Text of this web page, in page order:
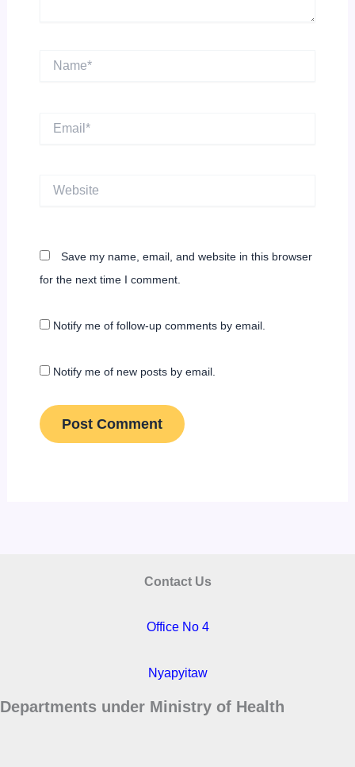
Website
Save my name, email, and website in this browser
for the next time I comment.
Notify me of follow-up comments by email.
Notify me of new posts by email.
Contact Us
Office No 4
Nyapyitaw
Departments under Ministry of Health